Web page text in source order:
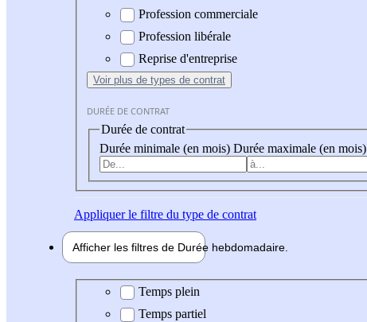
Profession commerciale
Profession libérale
Reprise d'entreprise
Voir plus de types de contrat
DURÉE DE CONTRAT
Durée de contrat
Durée minimale (en mois) Durée maximale (en mois)
Appliquerle filtre du type de contrat
Afficher les filtres de Durée hebdomadaire
Durée hebdomadaire
Temps plein
Temps partiel